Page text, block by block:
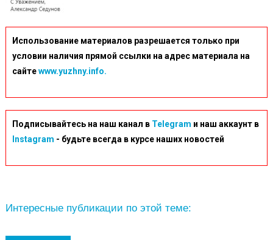
Использование материалов разрешается только при
условии наличия прямой ссылки на адрес материала на
сайтеwww.yuzhny.info.
Подписывайтесь на наш канал в Telegram и наш аккаунт в
Instagram - будьте всегда в курсе наших новостей
Интересные публикации по этой теме: